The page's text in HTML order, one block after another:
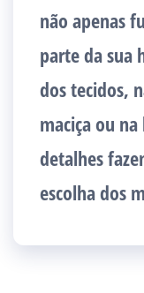
não apenas
parte da sua
dos tecidos,
maciça ou
detalhes
escolha dos